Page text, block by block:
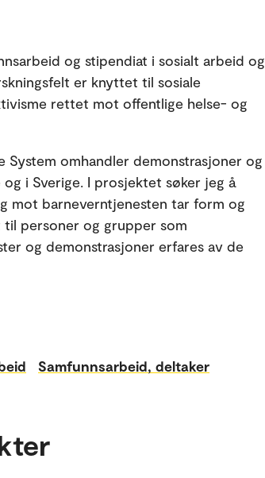
og stipendiat i sosialt arbeid og
er knyttet til sosiale
rettet mot offentlige helse- og
System omhandler demonstrasjoner og
i Sverige. I prosjektet søker jeg å
mot barneverntjenesten tar form og
personer og grupper som
og demonstrasjoner erfares av de
Samfunnsarbeid, deltaker